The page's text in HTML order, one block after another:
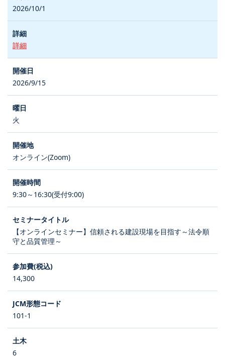
2026/10/1
詳細
2026/9/15
火
オンライン(Zoom)
9:30～16:30(受付9:00)
【オンラインセミナー】信頼される建設現場を目指す～法令順
守と品質管理～
14,300
101-1
6